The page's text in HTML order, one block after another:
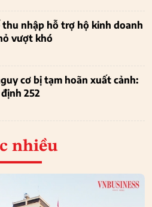
nhập hỗ trợ hộ kinh doanh
vượt khó
cơ bị tạm hoãn xuất cảnh:
252
nhiều